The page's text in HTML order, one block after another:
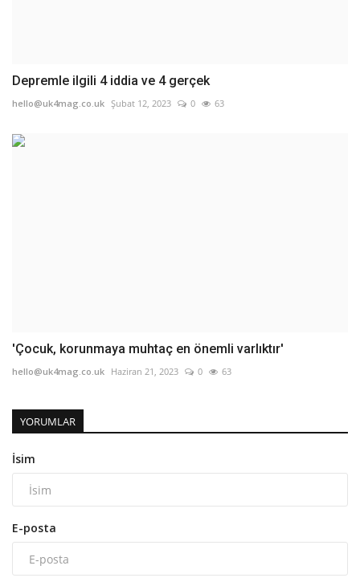
Depremle ilgili 4 iddia ve 4 gerçek
hello@uk4mag.co.uk Şubat 12, 2023 0 63
'Çocuk, korunmaya muhtaç en önemli varlıktır'
hello@uk4mag.co.uk Haziran 21, 2023 0 63
YORUMLAR
İsim
E-posta